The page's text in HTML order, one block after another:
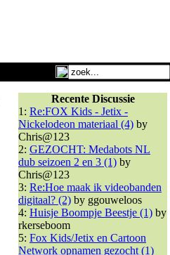
Recente Discussie
1: Re:FOX Kids - Jetix -
Nickelodeon materiaal (4) by
Chris@123
2: GEZOCHT: Medabots NL
dub seizoen 2 en 3 (1) by
Chris@123
3: Re:Hoe maak ik videobanden
digitaal? (2) by ggouweloos
4: Huisje Boompje Beestje (1) by
rkerseboom
5: Fox Kids/Jetix en Cartoon
Network opnamen gezocht (1)